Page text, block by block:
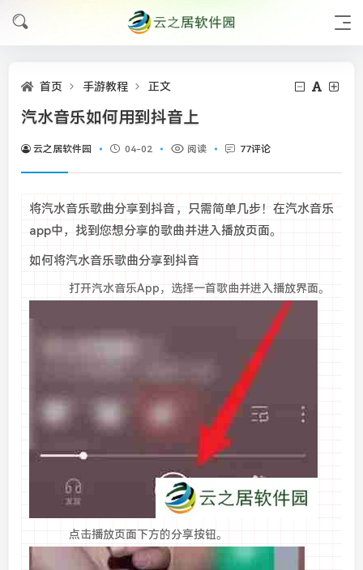
首页 手游教程 正文
汽水音乐如何用到抖音上
云之居软件园 04-02 阅读 77评论
将汽水音乐歌曲分享到抖音，只需简单几步！在汽水音乐
app中，找到您想分享的歌曲并进入播放页面。
如何将汽水音乐歌曲分享到抖音
打开汽水音乐App，选择一首歌曲并进入播放界面。
点击播放页面下方的分享按钮。